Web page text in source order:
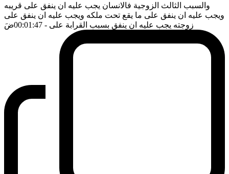
والسبب الثالث الزوجية فالانسان يجب عليه ان ينفق على قريبه
ويجب عليه ان ينفق على ما يقع تحت ملكه ويجب عليه ان ينفق على
زوجته يجب عليه ان ينفق بسبب القرابة على - 00:01:47 ضَ